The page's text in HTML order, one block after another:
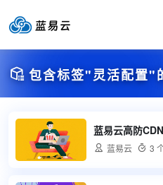
 包含标签"灵活配置"
蓝易云高防
 蓝易云  3